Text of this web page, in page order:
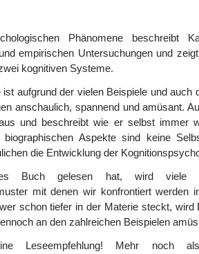
Phänomene beschreibt
empirischen Untersuchungen und
kognitiven Systeme.
ist aufgrund der vielen Beispiele und auch
anschaulich, spannend und amüsant.
und beschreibt wie er selbst immer
Aspekte sind keine
die Entwicklung der
Buch gelesen hat, wird viele
mit denen wir konfrontiert werden
schon tiefer in der Materie steckt, wird
an den zahlreichen Beispielen
Leseempfehlung! Mehr noch